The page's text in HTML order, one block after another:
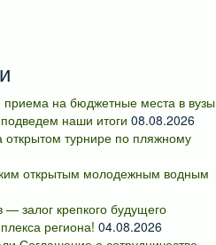
приема на бюджетные места в вузы
наши итоги 08.08.2026
открытом турнире по пляжному
открытым молодежным водным
залог крепкого будущего
региона! 04.08.2026